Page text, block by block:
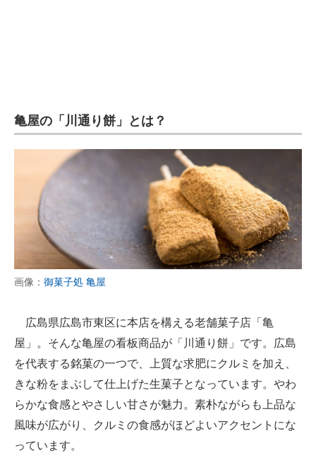
電子設計の基本と応用
建設×テクノロジーの最前線
ちょっと気になるネットの話題
亀屋の「川通り餅」とは？
画像： 御菓子処 亀屋
広島県広島市東区に本店を構える老舗菓子店「亀
屋」。そんな亀屋の看板商品が「川通り餅」です。広島
を代表する銘菓の一つで、上質な求肥にクルミを加え、
きな粉をまぶして仕上げた生菓子となっています。やわ
らかな食感とやさしい甘さが魅力。素朴ながらも上品な
風味が広がり、クルミの食感がほどよいアクセントにな
っています。